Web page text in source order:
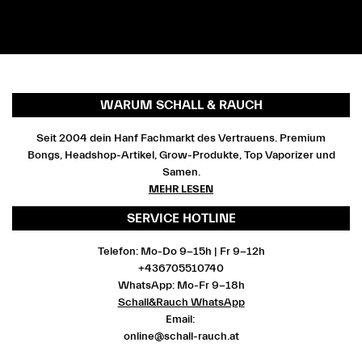
WARUM SCHALL & RAUCH
Seit 2004 dein Hanf Fachmarkt des Vertrauens. Premium
Bongs, Headshop-Artikel, Grow-Produkte, Top Vaporizer und
Samen.
MEHR LESEN
SERVICE HOTLINE
Telefon: Mo-Do 9-15h | Fr 9-12h
+436705510740
WhatsApp: Mo-Fr 9-18h
Schall&Rauch WhatsApp
Email:
online@schall-rauch.at